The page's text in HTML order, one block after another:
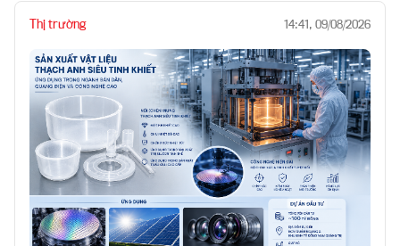
Thị trường 14:41, 09/08/2026